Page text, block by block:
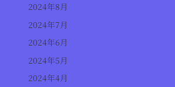
2024年8月
2024年7月
2024年6月
2024年5月
2024年4月